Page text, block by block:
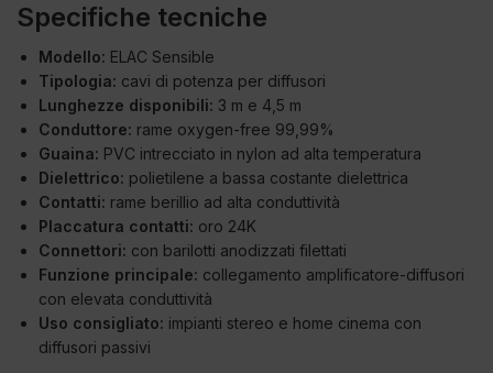
Specifiche tecniche
Modello: ELAC Sensible
Tipologia: cavi di potenza per diffusori
Lunghezze disponibili: 3 m e 4,5 m
Conduttore: rame oxygen-free 99,99%
Guaina: PVC intrecciato in nylon ad alta temperatura
Dielettrico: polietilene a bassa costante dielettrica
Contatti: rame berillio ad alta conduttività
Placcatura contatti: oro 24K
Connettori: con barilotti anodizzati filettati
Funzione principale: collegamento amplificatore-diffusori
con elevata conduttività
Uso consigliato: impianti stereo e home cinema con
diffusori passivi